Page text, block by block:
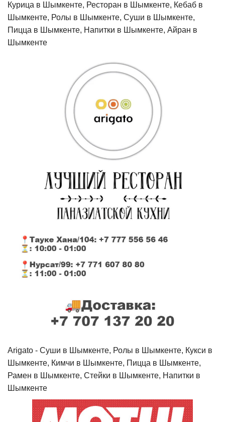
Курица в Шымкенте, Ресторан в Шымкенте, Кебаб в
Шымкенте, Ролы в Шымкенте, Суши в Шымкенте,
Пицца в Шымкенте, Напитки в Шымкенте, Айран в
Шымкенте
Arigato - Cуши в Шымкенте, Ролы в Шымкенте, Кукси в
Шымкенте, Кимчи в Шымкенте, Пицца в Шымкенте,
Рамен в Шымкенте, Стейки в Шымкенте, Напитки в
Шымкенте